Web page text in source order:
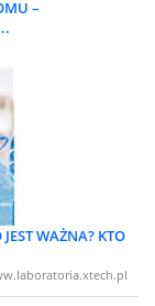
–
WAŻNA? KTO